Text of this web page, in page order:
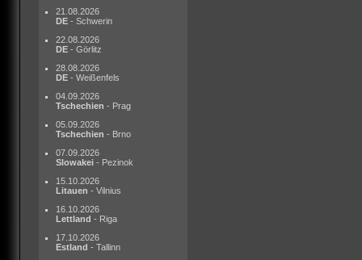
21.08.2026
DE - Schwerin
22.08.2026
DE - Görlitz
28.08.2026
DE - Weißenfels
04.09.2026
Tschechien - Prag
05.09.2026
Tschechien - Brno
07.09.2026
Slowakei - Pezinok
15.10.2026
Litauen - Vilnius
16.10.2026
Lettland - Riga
17.10.2026
Estland - Tallinn